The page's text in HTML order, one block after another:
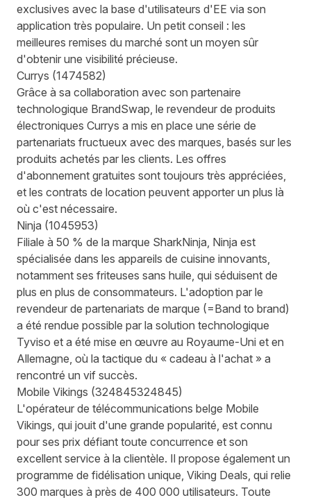
exclusives avec la base d'utilisateurs d'EE via son
application très populaire. Un petit conseil : les
meilleures remises du marché sont un moyen sûr
d'obtenir une visibilité précieuse.
Currys (1474582)
Grâce à sa collaboration avec son partenaire
technologique BrandSwap, le revendeur de produits
électroniques Currys a mis en place une série de
partenariats fructueux avec des marques, basés sur les
produits achetés par les clients. Les offres
d'abonnement gratuites sont toujours très appréciées,
et les contrats de location peuvent apporter un plus là
où c'est nécessaire.
Ninja (1045953)
Filiale à 50 % de la marque SharkNinja, Ninja est
spécialisée dans les appareils de cuisine innovants,
notamment ses friteuses sans huile, qui séduisent de
plus en plus de consommateurs. L'adoption par le
revendeur de partenariats de marque (=Band to brand)
a été rendue possible par la solution technologique
Tyviso et a été mise en œuvre au Royaume-Uni et en
Allemagne, où la tactique du « cadeau à l'achat » a
rencontré un vif succès.
Mobile Vikings (324845324845)
L'opérateur de télécommunications belge Mobile
Vikings, qui jouit d'une grande popularité, est connu
pour ses prix défiant toute concurrence et son
excellent service à la clientèle. Il propose également un
programme de fidélisation unique, Viking Deals, qui relie
300 marques à près de 400 000 utilisateurs. Toute